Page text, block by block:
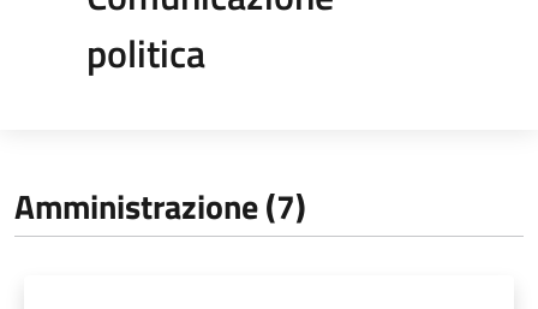
politica
Amministrazione (7)